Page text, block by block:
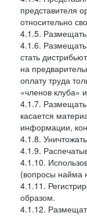
представителя
относительно
4.1.5.
4.1.6.
стать
на
оплату труда
«членов клуба»
4.1.7. Размещать
касается
информации,
4.1.8.
4.1.9.
4.1.10.
(вопросы найма
4.1.11.
образом.
4.1.12.